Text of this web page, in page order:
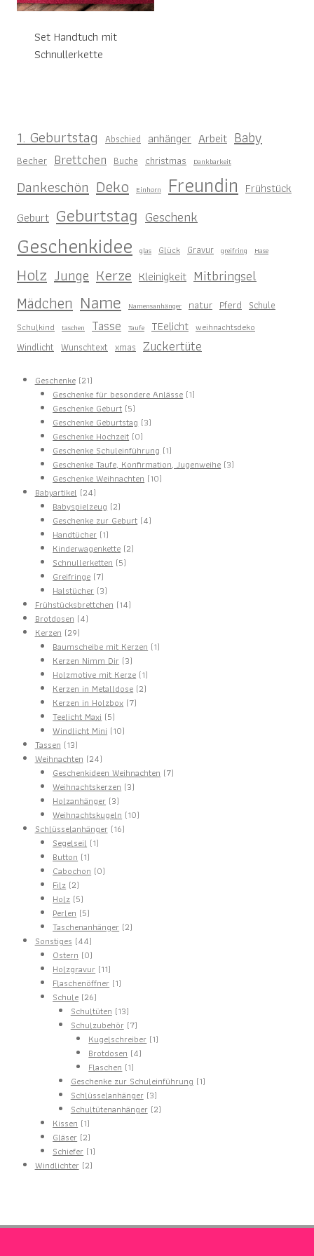
Set Handtuch mit
Schnullerkette
1. Geburtstag Abschied anhänger Arbeit Baby
Becher Brettchen Buche christmas Dankbarkeit
Dankeschön Deko Einhorn Freundin Frühstück
Geburt Geburtstag Geschenk
Geschenkidee glas Glück Gravur greifring Hase
Holz Junge Kerze Kleinigkeit Mitbringsel
Mädchen Name Namensanhänger natur Pferd Schule
Schulkind taschen Tasse Taufe TEelicht weihnachtsdeko
Windlicht Wunschtext xmas Zuckertüte
Geschenke 2121
Produkte
Geschenke für besondere Anlässe 11
Geschenke Geburt 55
Produkte
Geschenke Geburtstag 33
Geschenke Hochzeit 00
Produkte
Geschenke Schuleinführung 11
Produkt
Geschenke Taufe, Konfirmation, Jugenweihe 33
Geschenke Weihnachten 1010
Babyartikel 2424
Produkte
Babyspielzeug 22
Produkte
Geschenke zur Geburt 44
Handtücher 11
Produkt
Kinderwagenkette 22
Schnullerketten 55
Greifringe 77
Produkte
Halstücher 33
Produkte
Frühstücksbrettchen 1414
Brotdosen 44
Kerzen 2929
Produkte
Baumscheibe mit Kerzen 11
Kerzen Nimm Dir 33
Produkte
Holzmotive mit Kerze 11
Produkt
Kerzen in Metalldose 22
Kerzen in Holzbox 77
Teelicht Maxi 55
Produkte
Windlicht Mini 1010
Tassen 1313
Produkte
Weihnachten 2424
Produkte
Geschenkideen Weihnachten 77
Weihnachtskerzen 33
Holzanhänger 33
Produkte
Weihnachtskugeln 1010
Schlüsselanhänger 1616
Segelseil 11
Button 11
Produkt
Cabochon 00
Filz 22
Produkte
Holz 55
Produkte
Perlen 55
Produkte
Taschenanhänger 22
Sonstiges 4444
Produkte
Ostern 00
Produkte
Holzgravur 1111
Produkte
Flaschenöffner 11
Schule 2626
Produkte
Schultüten 1313
Produkte
Schulzubehör 77
Produkte
Kugelschreiber 11
Brotdosen 44
Flaschen 11
Produkt
Geschenke zur Schuleinführung 11
Schlüsselanhänger 33
Produkte
Schultütenanhänger 22
Kissen 11
Produkt
Gläser 22
Produkte
Schiefer 11
Windlichter 22